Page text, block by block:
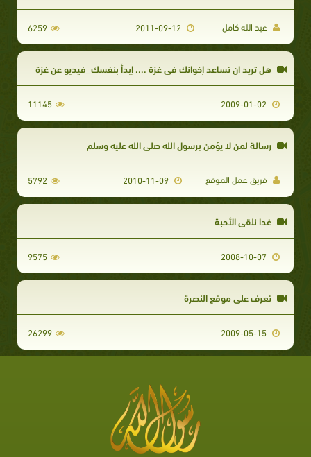
عبد الله كامل 6259
هل تريد ان تساعد إخوانك في غزة .... إبدأ بنفسك_فيديو عن غزة
11145
رسالة لمن لا يؤمن برسول الله صلى الله عليه وسلم
فريق عمل الموقع 5792
غدا نلقى الأحبة
9575
تعرف علي موقع النصرة
26299